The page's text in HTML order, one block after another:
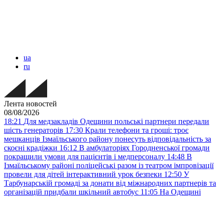
ua
ru
Лента новостей
08/08/2026
18:21 Для медзакладів Одещини польські партнери передали
шість генераторів 17:30 Крали телефони та гроші: троє
мешканців Ізмаїльського району понесуть відповідальність за
скоєні крадіжки 16:12 В амбулаторіях Городненської громади
покращили умови для пацієнтів і медперсоналу 14:48 В
Ізмаїльському районі поліцейські разом із театром імпровізації
провели для дітей інтерактивний урок безпеки 12:50 У
Тарбунарській громаді за донати від міжнародних партнерів та
організацій придбали шкільний автобус 11:05 На Одещині